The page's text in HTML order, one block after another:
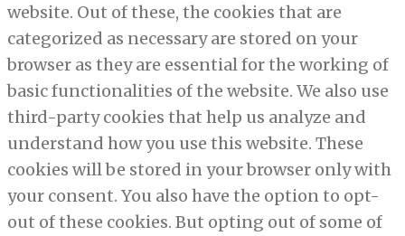
website. Out of these, the cookies that are
categorized as necessary are stored on your
browser as they are essential for the working of
basic functionalities of the website. We also use
third-party cookies that help us analyze and
understand how you use this website. These
cookies will be stored in your browser only with
your consent. You also have the option to opt-
out of these cookies. But opting out of some of